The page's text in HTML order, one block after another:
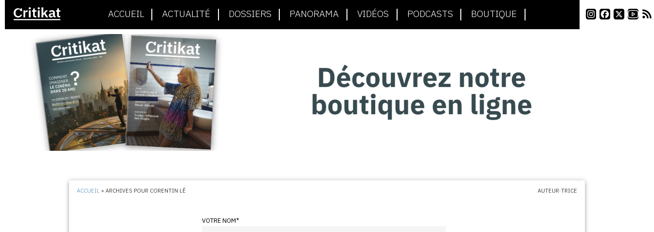
ACCUEIL ACTUALITÉ DOSSIERS PANORAMA VIDÉOS PODCASTS BOUTIQUE
ACCUEIL »ARCHIVES POUR CORENTIN LÊ AUTEUR·TRICE
VOTRE NOM*